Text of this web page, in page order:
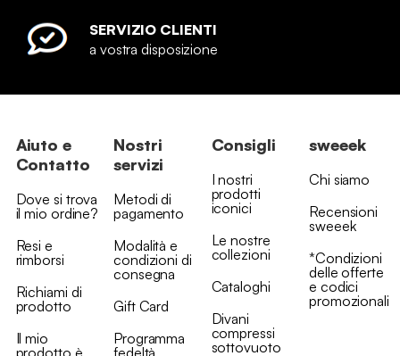
SERVIZIO CLIENTI
a vostra disposizione
Aiuto e
Contatto
Dove si trova
il mio ordine?
Resi e
rimborsi
Richiami di
prodotto
Il mio
prodotto è
Nostri
servizi
Metodi di
pagamento
Modalità e
condizioni di
consegna
Gift Card
Programma
fedeltà
Consigli
I nostri
prodotti
iconici
Le nostre
collezioni
Cataloghi
Divani
compressi
sottovuoto
sweeek
Chi siamo
Recensioni
sweeek
*Condizioni
delle offerte
e codici
promozionali